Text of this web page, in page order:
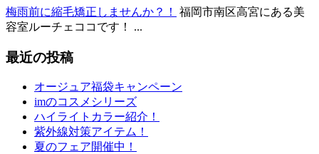
梅雨前に縮毛矯正しませんか？！
福岡市南区高宮にある美
容室ルーチェココです！ ...
最近の投稿
オージュア福袋キャンペーン
imのコスメシリーズ
ハイライトカラー紹介！
紫外線対策アイテム！
夏のフェア開催中！